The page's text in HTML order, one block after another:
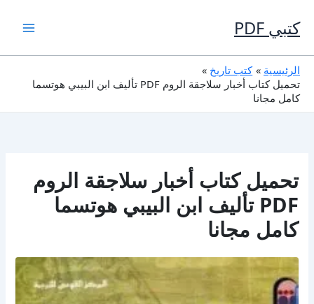
إلى
المحتوى
كتبي PDF
الرئيسية
كتب تاريخ
تحميل كتاب أخبار سلاجقة الروم PDF تأليف ابن البيبي هوتسما
كامل مجانا
تحميل كتاب أخبار سلاجقة الروم
PDF تأليف ابن البيبي هوتسما
كامل مجانا